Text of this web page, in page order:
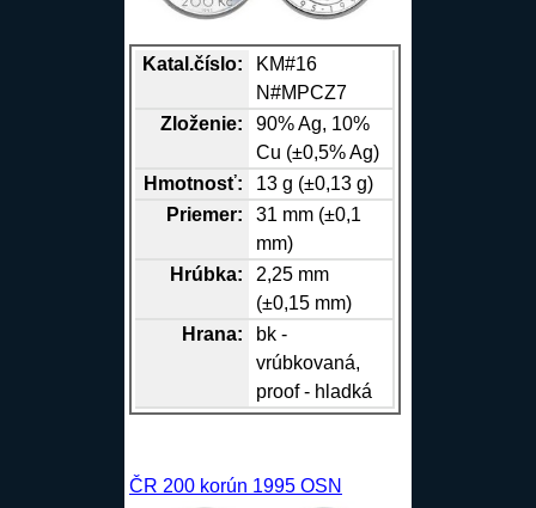
Katal.číslo:
KM#16
N#MPCZ7
Zloženie:
90%Ag, 10%
Cu (±0,5%Ag)
Hmotnosť:
13 g (±0,13 g)
Priemer:
31 mm (±0,1
mm)
Hrúbka:
2,25 mm
(±0,15 mm)
Hrana:
bk -
vrúbkovaná,
proof - hladká
ČR 200 korún 1995 OSN